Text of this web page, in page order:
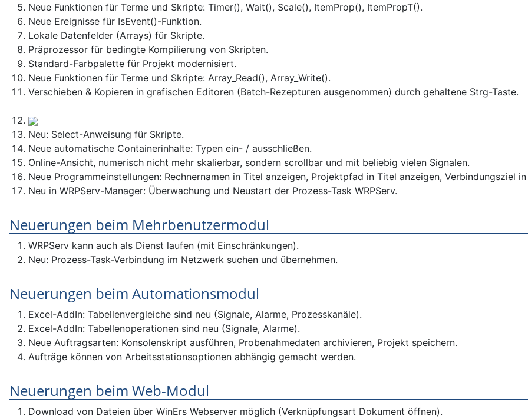
Neue Funktionen für Terme und Skripte: Timer(), Wait(), Scale(), ItemProp(), ItemPropT().
Neue Ereignisse für IsEvent()-Funktion.
Lokale Datenfelder (Arrays) für Skripte.
Präprozessor für bedingte Kompilierung von Skripten.
Standard-Farbpalette für Projekt modernisiert.
Neue Funktionen für Terme und Skripte: Array_Read(), Array_Write().
Verschieben & Kopieren in grafischen Editoren (Batch-Rezepturen ausgenommen) durch gehaltene Strg-Taste.
Neu: Select-Anweisung für Skripte.
Neue automatische Containerinhalte: Typen ein- / ausschließen.
Online-Ansicht, numerisch nicht mehr skalierbar, sondern scrollbar und mit beliebig vielen Signalen.
Neue Programmeinstellungen: Rechnernamen in Titel anzeigen, Projektpfad in Titel anzeigen, Verbindungsziel
Neu in WRPServ-Manager: Überwachung und Neustart der Prozess-Task WRPServ.
Neuerungen beim Mehrbenutzermodul
WRPServ kann auch als Dienst laufen (mit Einschränkungen).
Neu: Prozess-Task-Verbindung im Netzwerk suchen und übernehmen.
Neuerungen beim Automationsmodul
Excel-AddIn: Tabellenvergleiche sind neu (Signale, Alarme, Prozesskanäle).
Excel-AddIn: Tabellenoperationen sind neu (Signale, Alarme).
Neue Auftragsarten: Konsolenskript ausführen, Probenahmedaten archivieren, Projekt speichern.
Aufträge können von Arbeitsstationsoptionen abhängig gemacht werden.
Neuerungen beim Web-Modul
Download von Dateien über WinErs Webserver möglich (Verknüpfungsart Dokument öffnen).